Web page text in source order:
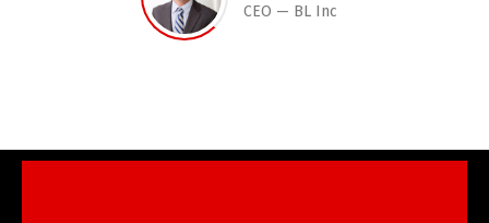
CEO
BL Inc